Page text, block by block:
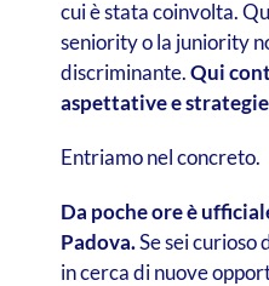
cui è stata coinvolta.
seniority o la juniority
discriminante.Qui
aspettative e
Entriamo nel concreto.
Da poche ore è
Padova.Se sei curioso
in cerca di nuove